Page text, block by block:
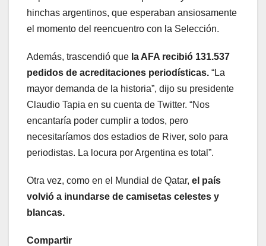
hinchas argentinos, que esperaban ansiosamente
el momento del reencuentro con la Selección.
Además, trascendió que la AFA recibió 131.537
pedidos de acreditaciones periodísticas. “La
mayor demanda de la historia”, dijo su presidente
Claudio Tapia en su cuenta de Twitter. “Nos
encantaría poder cumplir a todos, pero
necesitaríamos dos estadios de River, solo para
periodistas. La locura por Argentina es total”.
Otra vez, como en el Mundial de Qatar, el país
volvió a inundarse de camisetas celestes y
blancas.
Compartir